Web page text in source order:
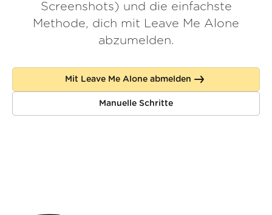
Login
Screenshots) und die einfachste
Methode, dich mit Leave Me Alone
abzumelden.
Mit Leave Me Alone abmelden
Manuelle Schritte